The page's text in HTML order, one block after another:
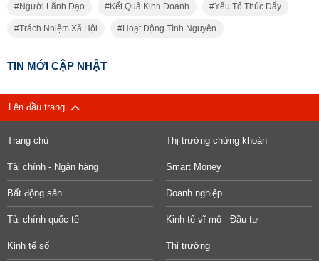
Người Lãnh Đạo Kết Quả Kinh Doanh Yếu Tố Thúc Đẩy
Trách Nhiệm Xã Hội Hoạt Động Tình Nguyện
TIN MỚI CẬP NHẬT
Lên đầu trang
Trang chủ Thị trường chứng khoán
Tài chính - Ngân hàng Smart Money
Bất động sản Doanh nghiệp
Tài chính quốc tế Kinh tế vĩ mô - Đầu tư
Kinh tế số Thị trường